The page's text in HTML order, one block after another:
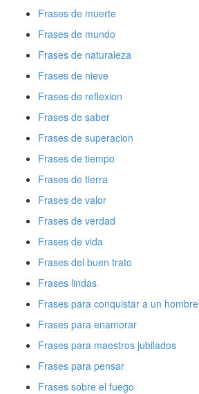
Frases de muerte
Frases de mundo
Frases de naturaleza
Frases de nieve
Frases de reflexion
Frases de saber
Frases de superacion
Frases de tiempo
Frases de tierra
Frases de valor
Frases de verdad
Frases de vida
Frases del buen trato
Frases lindas
Frases para conquistar a un hombre
Frases para enamorar
Frases para maestros jubilados
Frases para pensar
Frases sobre el fuego